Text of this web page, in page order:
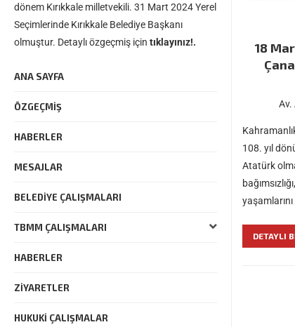
dönem Kırıkkale milletvekili. 31 Mart 2024 Yerel
Seçimlerinde Kırıkkale Belediye Başkanı
olmuştur. Detaylı özgeçmiş için tıklayınız!.
ANA SAYFA
ÖZGEÇMIŞ
HABERLER
MESAJLAR
BELEDIYE ÇALIŞMALARI
TBMM ÇALIŞMALARI
HABERLER
ZIYARETLER
HUKUKI ÇALIŞMALAR
18
Av.
108. yıl
Atatürk
DETAYLI